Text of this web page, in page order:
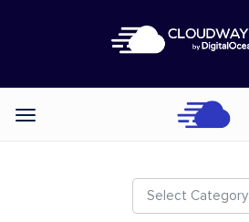
Categories
Select Category